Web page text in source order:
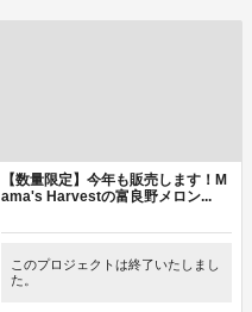
【数量限定】今年も販売します！M
ama's Harvestの富良野メロン...
このプロジェクトは終了いたしまし
た。